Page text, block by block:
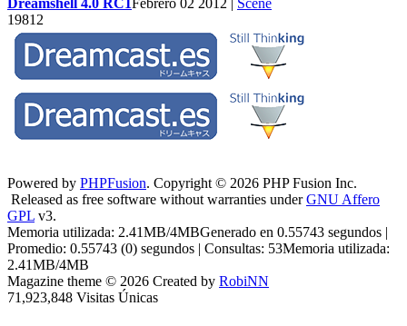
Dreamshell 4.0 RC1Febrero 02 2012 | Scene
19812
Powered by PHPFusion. Copyright © 2026 PHP Fusion Inc.
Released as free software without warranties underGNU Affero
GPL v3.
Memoria utilizada: 2.41MB/4MBGenerado en 0.55743 segundos |
Promedio: 0.55743 (0) segundos | Consultas: 53Memoria utilizada:
2.41MB/4MB
Magazine theme © 2026 Created by RobiNN
71,923,848 Visitas Únicas